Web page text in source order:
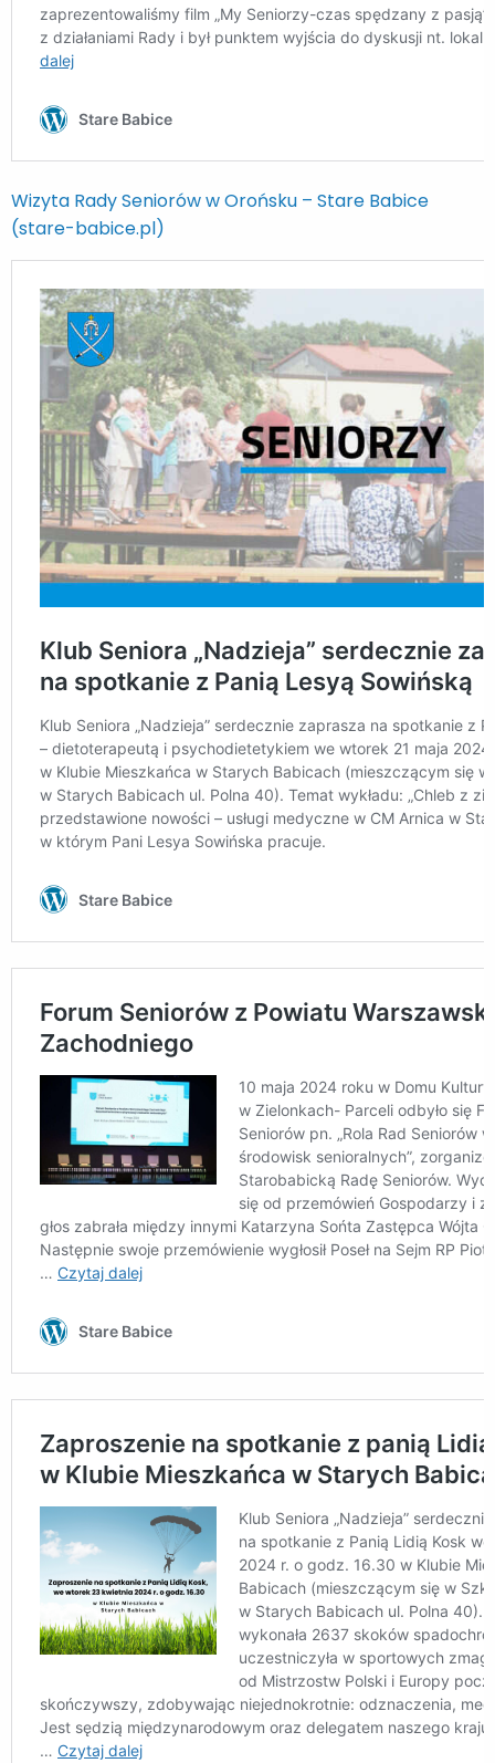
Wizyta Rady Seniorów w Orońsku – Stare Babice
(stare-babice.pl)